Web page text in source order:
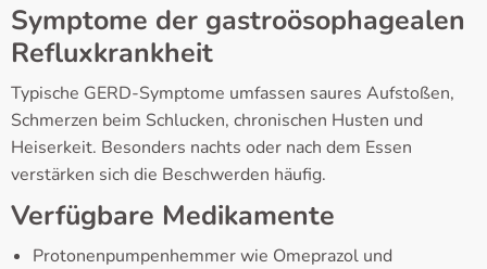
Symptome der gastroösophagealen
Refluxkrankheit
Typische GERD-Symptome umfassen saures Aufstoßen,
Schmerzen beim Schlucken, chronischen Husten und
Heiserkeit. Besonders nachts oder nach dem Essen
verstärken sich die Beschwerden häufig.
Verfügbare Medikamente
Protonenpumpenhemmer wie Omeprazol und